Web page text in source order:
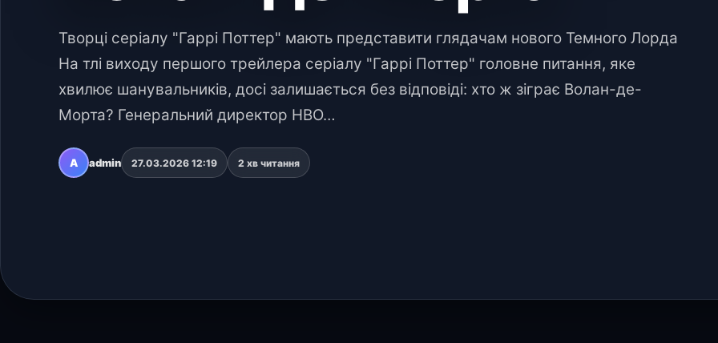
Творці серіалу "Гаррі Поттер" мають представити глядачам нового Темного Лорда
На тлі виходу першого трейлера серіалу "Гаррі Поттер" головне питання, яке
хвилює шанувальників, досі залишається без відповіді: хто ж зіграє Волан-де-
Морта? Генеральний директор HBO…
A admin 27.03.2026 12:19 2 хв читання